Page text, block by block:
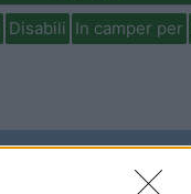
Disabili In camper per